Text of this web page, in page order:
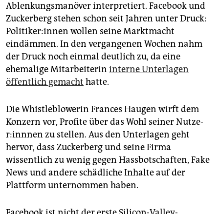
Ablenkungsmanöver interpretiert. Facebook und
Zuckerberg stehen schon seit Jahren unter Druck:
Po­li­ti­ke­r:in­nen wollen seine Marktmacht
eindämmen. In den vergangenen Wochen nahm
der Druck noch einmal deutlich zu, da eine
ehemalige Mitarbeiterin interne Unterlagen
öffentlich gemacht hatte.
Die Whistleblowerin Frances Haugen wirft dem
Konzern vor, Profite über das Wohl seiner Nut­ze­
r:inn­nen zu stellen. Aus den Unterlagen geht
hervor, dass Zuckerberg und seine Firma
wissentlich zu wenig gegen Hassbotschaften, Fake
News und andere schädliche Inhalte auf der
Plattform unternommen haben.